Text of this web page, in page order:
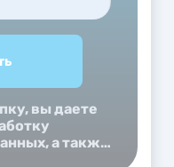
вы даете
а также